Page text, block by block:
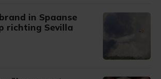
in Spaanse
richting Sevilla